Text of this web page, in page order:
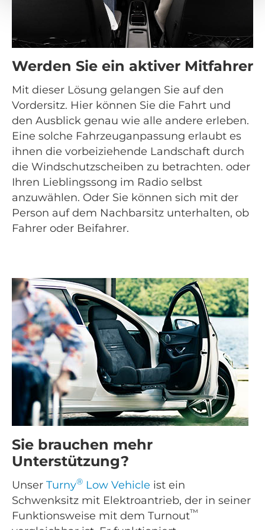
Werden Sie ein aktiver Mitfahrer
Mit dieser Lösung gelangen Sie auf den
Vordersitz. Hier können Sie die Fahrt und
den Ausblick genau wie alle andere erleben.
Eine solche Fahrzeuganpassung erlaubt es
ihnen die vorbeiziehende Landschaft durch
die Windschutzscheiben zu betrachten. oder
Ihren Lieblingssong im Radio selbst
anzuwählen. Oder Sie können sich mit der
Person auf dem Nachbarsitz unterhalten, ob
Fahrer oder Beifahrer.
Sie brauchen mehr
Unterstützung?
Unser Turny® Low Vehicle ist ein
Schwenksitz mit Elektroantrieb, der in seiner
Funktionsweise mit dem Turnout™